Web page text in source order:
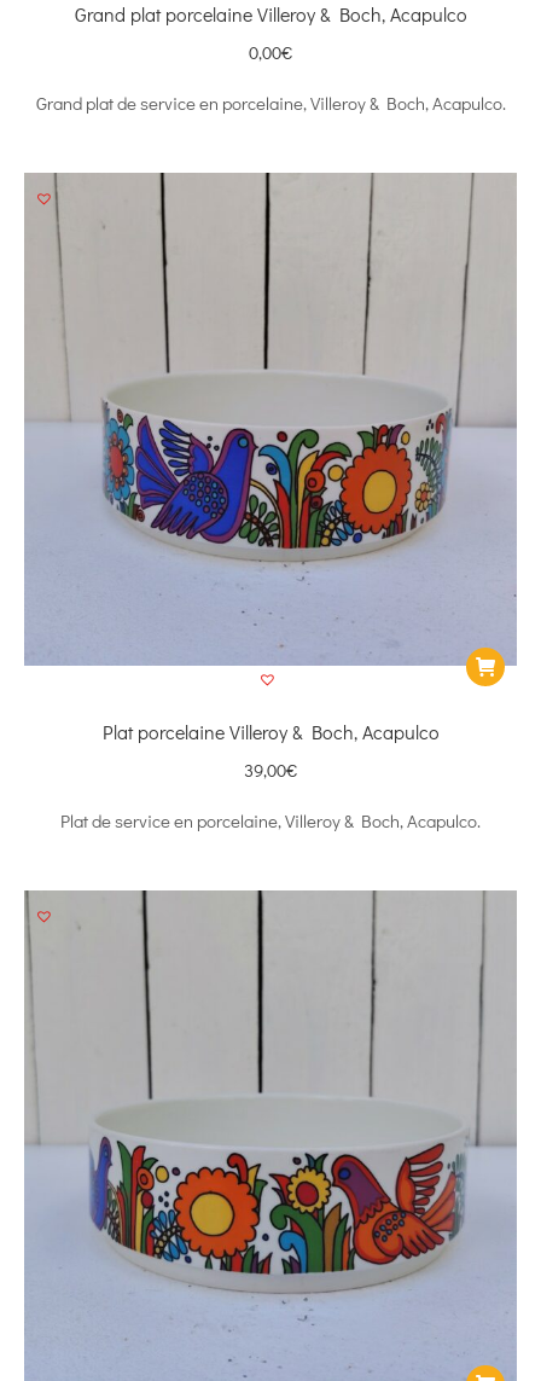
Grand plat porcelaine Villeroy & Boch, Acapulco
0,00€
Grand plat de service en porcelaine, Villeroy & Boch, Acapulco.
Plat porcelaine Villeroy & Boch, Acapulco
39,00€
Plat de service en porcelaine, Villeroy & Boch, Acapulco.